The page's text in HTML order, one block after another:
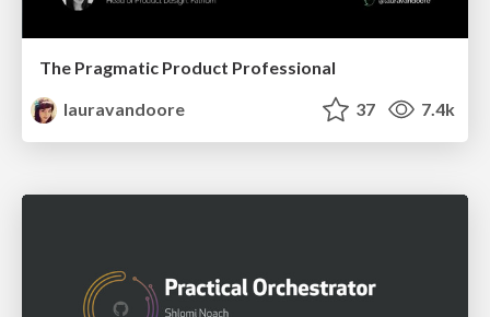
The Pragmatic Product Professional
lauravandoore
37 7.4k